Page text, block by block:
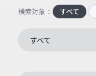
検索対象： すべて
すべて